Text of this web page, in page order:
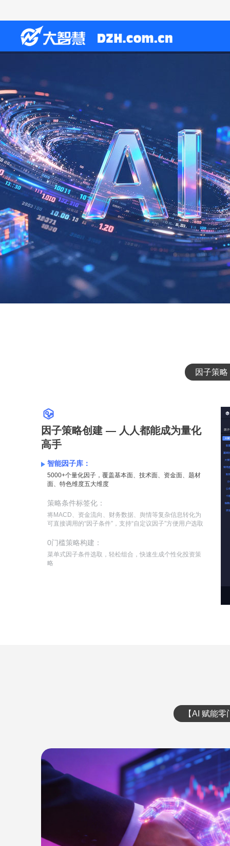
因子策略
因子策略创建 — 人人都能成为量化
高手
智能因子库：
5000+个量化因子，覆盖基本面、技术面、资金面、题材
面、特色维度五大维度
策略条件标签化：
将MACD、资金流向、财务数据、舆情等复杂信息转化为
可直接调用的“因子条件”，支持“自定议因子”方便用户选取
0门槛策略构建：
菜单式因子条件选取，轻松组合，快速生成个性化投资策
略
【AI 赋能零